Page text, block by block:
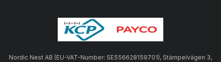
Nordic Nest AB (EU-VAT-Number: SE556628159701), Stämpelvägen 3,